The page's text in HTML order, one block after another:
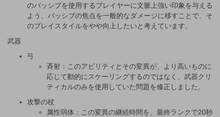
のパッシブを使用するプレイヤーに文脈上強い印象を与える
よう、パッシブの焦点を一般的なダメージに移すことで、そ
のプレイスタイルをやや向上したいと考えています。
武器
弓
斉射：このアビリティとその変異が、より高いものに
応じて動的にスケーリングするのではなく、武器クリ
ティカルのみを使用していた問題を修正しました。
攻撃の杖
属性弱体：この変異の継続時間を、最終ランクで20秒